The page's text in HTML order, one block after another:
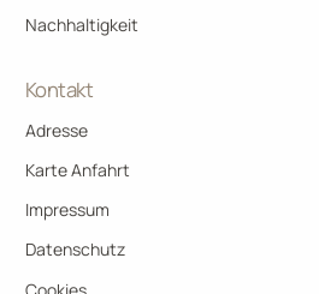
Nachhaltigkeit
Kontakt
Adresse
Karte Anfahrt
Impressum
Datenschutz